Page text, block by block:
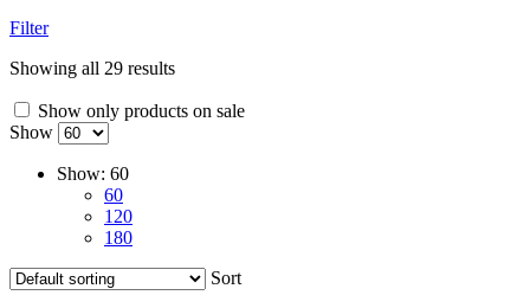
Filter
Showing all 29 results
Show only products on sale
Show
Show: 60
60
120
180
Sort